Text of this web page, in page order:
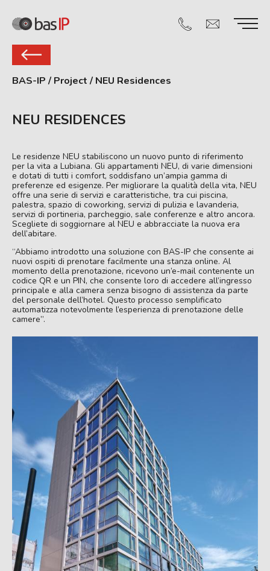
BAS-IP / Project / NEU Residences
NEU RESIDENCES
Le residenze NEU stabiliscono un nuovo punto di riferimento
per la vita a Lubiana. Gli appartamenti NEU, di varie dimensioni
e dotati di tutti i comfort, soddisfano un’ampia gamma di
preferenze ed esigenze. Per migliorare la qualità della vita, NEU
offre una serie di servizi e caratteristiche, tra cui piscina,
palestra, spazio di coworking, servizi di pulizia e lavanderia,
servizi di portineria, parcheggio, sale conferenze e altro ancora.
Scegliete di soggiornare al NEU e abbracciate la nuova era
dell’abitare.
“Abbiamo introdotto una soluzione con BAS-IP che consente ai
nuovi ospiti di prenotare facilmente una stanza online. Al
momento della prenotazione, ricevono un’e-mail contenente un
codice QR e un PIN, che consente loro di accedere all’ingresso
principale e alla camera senza bisogno di assistenza da parte
del personale dell’hotel. Questo processo semplificato
automatizza notevolmente l’esperienza di prenotazione delle
camere”.